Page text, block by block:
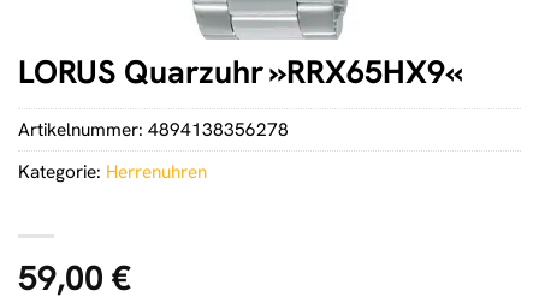
LORUS Quarzuhr »RRX65HX9«
59,00 €
Artikelnummer: 4894138356278
Kategorie: Herrenuhren